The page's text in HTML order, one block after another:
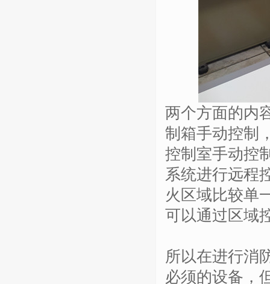
两个方面的内
制箱手动控制
控制室手动控
系统进行远程
火区域比较单
可以通过区域
所以在进行消
必须的设备，